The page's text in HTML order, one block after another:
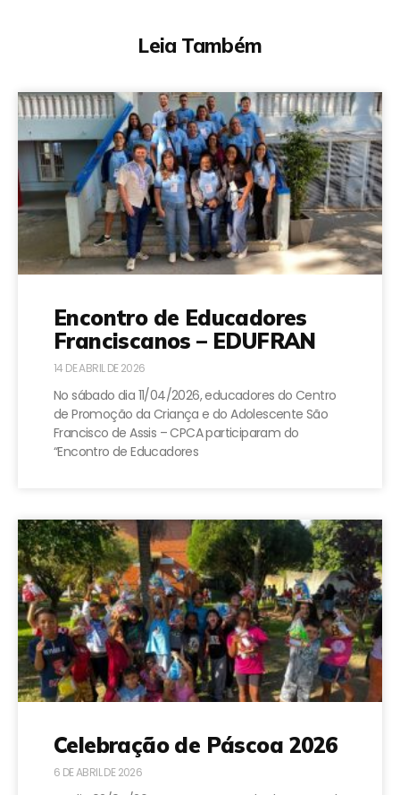
Leia Também
Encontro de Educadores
Franciscanos – EDUFRAN
14 DE ABRIL DE 2026
No sábado dia 11/04/2026, educadores do Centro
de Promoção da Criança e do Adolescente São
Francisco de Assis – CPCA participaram do
“Encontro de Educadores
Celebração de Páscoa 2026
6 DE ABRIL DE 2026